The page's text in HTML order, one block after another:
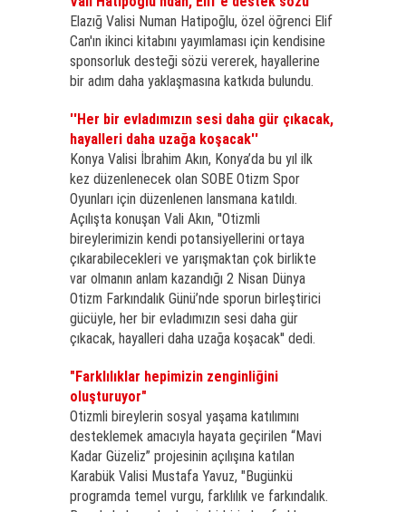
Elazığ Valisi Numan Hatipoğlu, özel öğrenci Elif
Can'ın ikinci kitabını yayımlaması için kendisine
sponsorluk desteği sözü vererek, hayallerine
bir adım daha yaklaşmasına katkıda bulundu.
''Her bir evladımızın sesi daha gür çıkacak,
hayalleri daha uzağa koşacak''
Konya Valisi İbrahim Akın, Konya’da bu yıl ilk
kez düzenlenecek olan SOBE Otizm Spor
Oyunları için düzenlenen lansmana katıldı.
Açılışta konuşan Vali Akın, ''Otizmli
bireylerimizin kendi potansiyellerini ortaya
çıkarabilecekleri ve yarışmaktan çok birlikte
var olmanın anlam kazandığı 2 Nisan Dünya
Otizm Farkındalık Günü’nde sporun birleştirici
gücüyle, her bir evladımızın sesi daha gür
çıkacak, hayalleri daha uzağa koşacak'' dedi.
"Farklılıklar hepimizin zenginliğini
oluşturuyor"
Otizmli bireylerin sosyal yaşama katılımını
desteklemek amacıyla hayata geçirilen “Mavi
Kadar Güzeliz” projesinin açılışına katılan
Karabük Valisi Mustafa Yavuz, "Bugünkü
programda temel vurgu, farklılık ve farkındalık.